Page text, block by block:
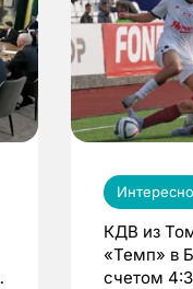
КДВ из
«Темп» в
счетом 4:3